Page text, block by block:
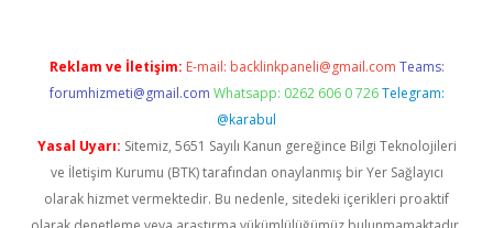
Reklam ve İletişim: E-mail: backlinkpaneli@gmail.com Teams:
forumhizmeti@gmail.com Whatsapp: 0262 606 0 726 Telegram:
@karabul
Yasal Uyarı: Sitemiz, 5651 Sayılı Kanun gereğince Bilgi Teknolojileri
ve İletişim Kurumu (BTK) tarafından onaylanmış bir Yer Sağlayıcı
olarak hizmet vermektedir. Bu nedenle, sitedeki içerikleri proaktif